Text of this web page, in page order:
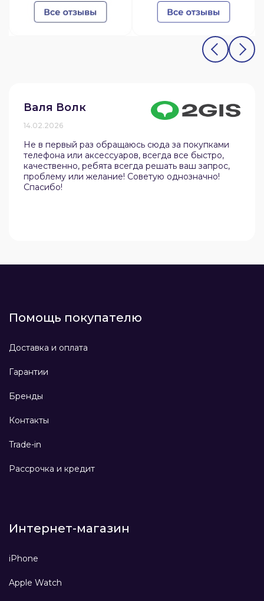
Валя Волк
14.02.2026
Не в первый раз обращаюсь сюда за покупками
телефона или аксессуаров, всегда все быстро,
качественно, ребята всегда решать ваш запрос,
проблему или желание! Советую однозначно!
Спасибо!
Помощь покупателю
Доставка и оплата
Гарантии
Бренды
Контакты
Trade-in
Рассрочка и кредит
Интернет-магазин
iPhone
Apple Watch